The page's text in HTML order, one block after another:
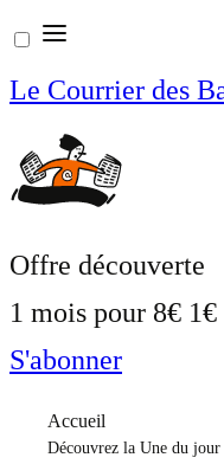
Aller
au
contenu
Le Courrier des
Offre découverte
1 mois pour 8€ 1€
S'abonner
Accueil
Découvrez la Une du jour